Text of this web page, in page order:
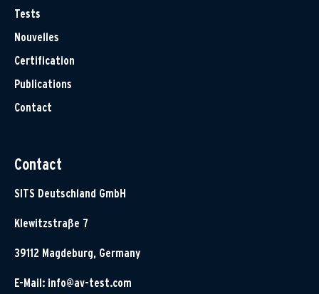
Tests
Nouvelles
Certification
Publications
Contact
Contact
SITS Deutschland GmbH
Klewitzstraße 7
39112 Magdeburg, Germany
E-Mail: info@av-test.com